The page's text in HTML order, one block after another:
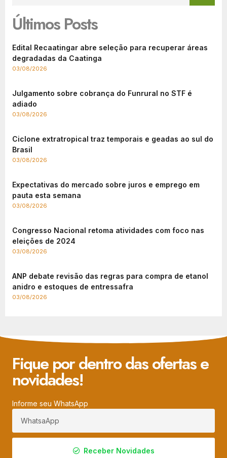
Últimos Posts
Edital Recaatingar abre seleção para recuperar áreas
degradadas da Caatinga
03/08/2026
Julgamento sobre cobrança do Funrural no STF é
adiado
03/08/2026
Ciclone extratropical traz temporais e geadas ao sul do
Brasil
03/08/2026
Expectativas do mercado sobre juros e emprego em
pauta esta semana
03/08/2026
Congresso Nacional retoma atividades com foco nas
eleições de 2024
03/08/2026
ANP debate revisão das regras para compra de etanol
anidro e estoques de entressafra
03/08/2026
Fique por dentro das ofertas e
novidades!
Informe seu WhatsApp
Receber Novidades